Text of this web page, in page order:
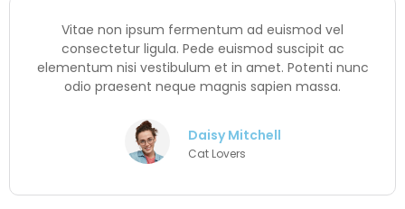
Vitae non ipsum fermentum ad euismod vel
consectetur ligula. Pede euismod suscipit ac
elementum nisi vestibulum et in amet. Potenti nunc
odio praesent neque magnis sapien massa.
Daisy Mitchell
Cat Lovers